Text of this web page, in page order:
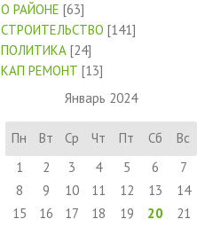
О РАЙОНЕ [63]
СТРОИТЕЛЬСТВО [141]
ПОЛИТИКА [24]
КАП РЕМОНТ [13]
Январь 2024
Пн Вт Ср Чт Пт Сб
Вс
1
2 3 4 5 6
7
8
9 10 11 12 13
14
15
16 17 18 19 20
21